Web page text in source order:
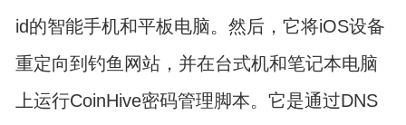
id的智能手机和平板电脑。然后，它将iOS设备
重定向到钓鱼网站，并在台式机和笔记本电脑
上运行CoinHive密码管理脚本。它是通过DNS